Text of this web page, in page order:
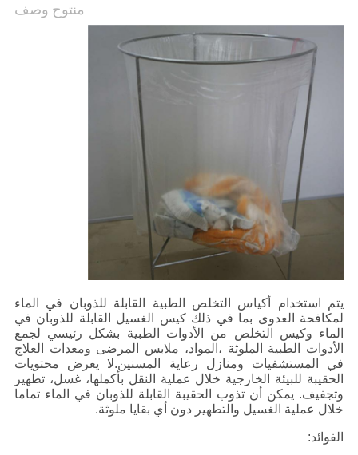
منتوج وصف
يتم استخدام أكياس التخلص الطبية القابلة للذوبان في الماء
لمكافحة العدوى بما في ذلك كيس الغسيل القابلة للذوبان في
الماء وكيس التخلص من الأدوات الطبية بشكل رئيسي لجمع
الأدوات الطبية الملوثة ،المواد، ملابس المرضى ومعدات العلاج
في المستشفيات ومنازل رعاية المسنين.لا يعرض محتويات
الحقيبة للبيئة الخارجية خلال عملية النقل بأكملها، غسل، تطهير
وتجفيف. يمكن أن تذوب الحقيبة القابلة للذوبان في الماء تماما
خلال عملية الغسيل والتطهير دون أي بقايا ملوثة.
الفوائد: